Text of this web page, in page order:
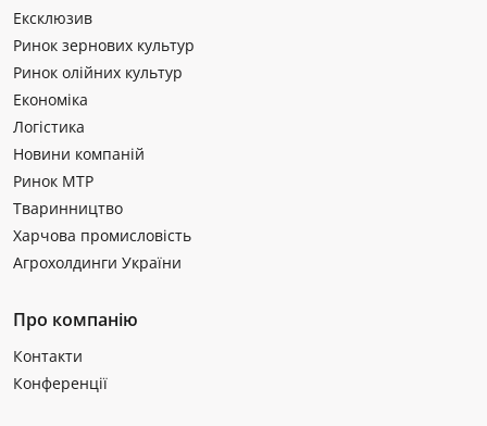
Ексклюзив
Ринок зернових культур
Ринок олійних культур
Економіка
Логістика
Новини компаній
Ринок МТР
Тваринництво
Харчова промисловість
Агрохолдинги України
Про компанію
Контакти
Конференції